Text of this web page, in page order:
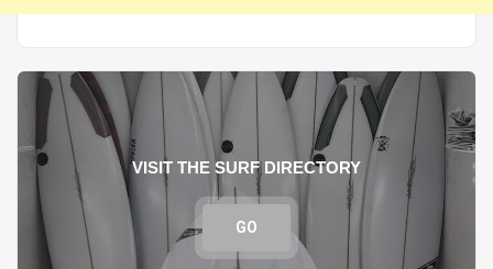
VISIT THE SURF DIRECTORY
GO